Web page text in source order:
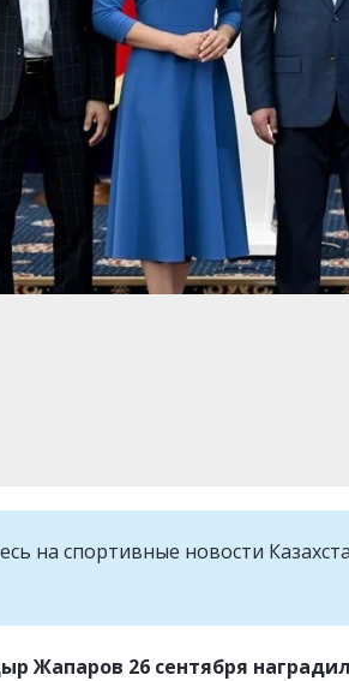
на cпортивные новости
Жапаров 26 сентября